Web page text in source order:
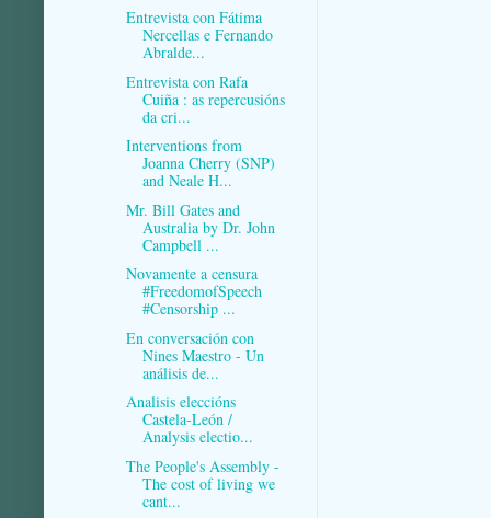
Entrevista con Fátima
Nercellas e Fernando
Abralde...
Entrevista con Rafa
Cuiña : as repercusións
da cri...
Interventions from
Joanna Cherry (SNP)
and Neale H...
Mr. Bill Gates and
Australia by Dr. John
Campbell ...
Novamente a censura
#FreedomofSpeech
#Censorship ...
En conversación con
Nines Maestro - Un
análisis de...
Analisis eleccións
Castela-León /
Analysis electio...
The People's Assembly -
The cost of living we
cant...